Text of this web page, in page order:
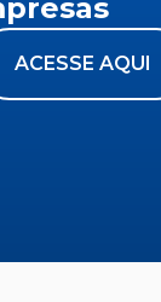
ACESSE AQUI